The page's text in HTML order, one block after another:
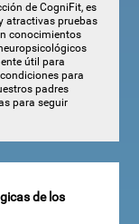
de CogniFit, es
atractivas pruebas
conocimientos
útil para
para
padres
para seguir
de los